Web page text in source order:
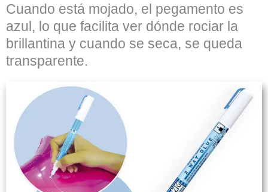
Cuando está mojado, el pegamento es
azul, lo que facilita ver dónde rociar la
brillantina y cuando se seca, se queda
transparente.